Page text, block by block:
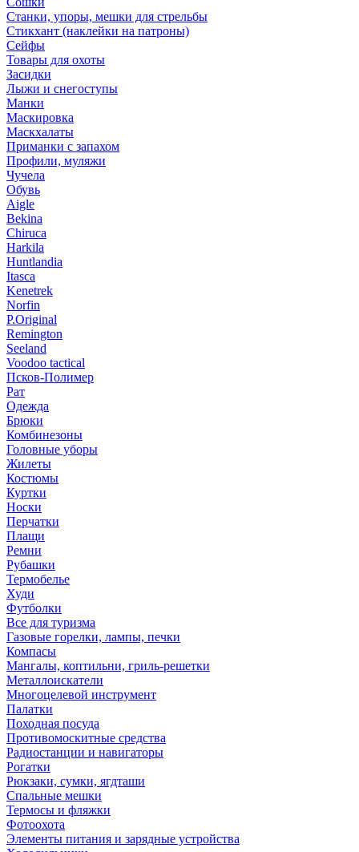
Станки, упоры, мешки для стрельбы
Стикхант (наклейки на патроны)
Сейфы
Товары для охоты
Засидки
Лыжи и снегоступы
Манки
Маскировка
Маскхалаты
Приманки с запахом
Профили, муляжи
Чучела
Обувь
Aigle
Bekina
Chiruсa
Harkila
Huntlandia
Itasca
Kenetrek
Norfin
P.Original
Remington
Seeland
Voodoo tactical
Псков-Полимер
Рат
Одежда
Брюки
Комбинезоны
Головные уборы
Жилеты
Костюмы
Куртки
Носки
Перчатки
Плащи
Ремни
Рубашки
Термобелье
Худи
Футболки
Все для туризма
Газовые горелки, лампы, печки
Компасы
Мангалы, коптильни, гриль-решетки
Металлоискатели
Многоцелевой инструмент
Палатки
Походная посуда
Противомоскитные средства
Радиостанции и навигаторы
Рогатки
Рюкзаки, сумки, ягдташи
Спальные мешки
Термосы и фляжки
Фотоохота
Элементы питания и зарядные устройства